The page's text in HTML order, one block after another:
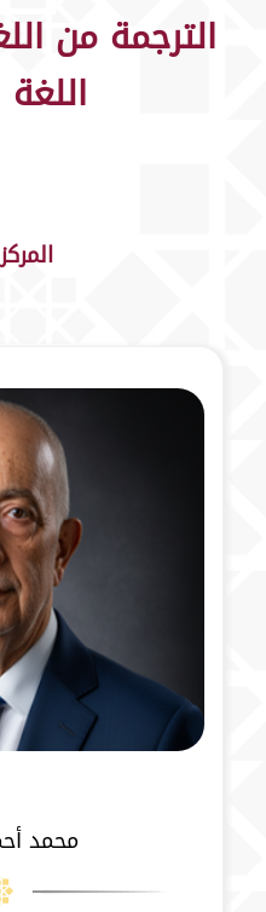
الترجمة من
اللغة
محمد